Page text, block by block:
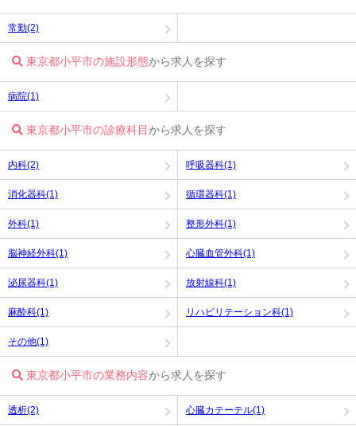
常勤(2)
東京都小平市の施設形態から求人を探す
病院(1)
東京都小平市の診療科目から求人を探す
内科(2) 呼吸器科(1)
消化器科(1) 循環器科(1)
外科(1) 整形外科(1)
脳神経外科(1) 心臓血管外科(1)
泌尿器科(1) 放射線科(1)
麻酔科(1) リハビリテーション科(1)
その他(1)
東京都小平市の業務内容から求人を探す
透析(2) 心臓カテーテル(1)